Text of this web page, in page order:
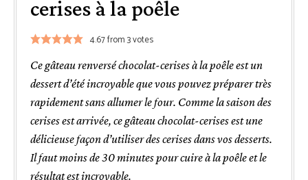
cerises à la poêle
4.67from3votes
Ce gâteau renversé chocolat-cerises à la poêle est un
dessert d’été incroyable que vous pouvez préparer très
rapidement sans allumer le four. Comme la saison des
cerises est arrivée, ce gâteau chocolat-cerises est une
délicieuse façon d’utiliser des cerises dans vos desserts.
Il faut moins de 30 minutes pour cuire à la poêle et le
résultat est incroyable.